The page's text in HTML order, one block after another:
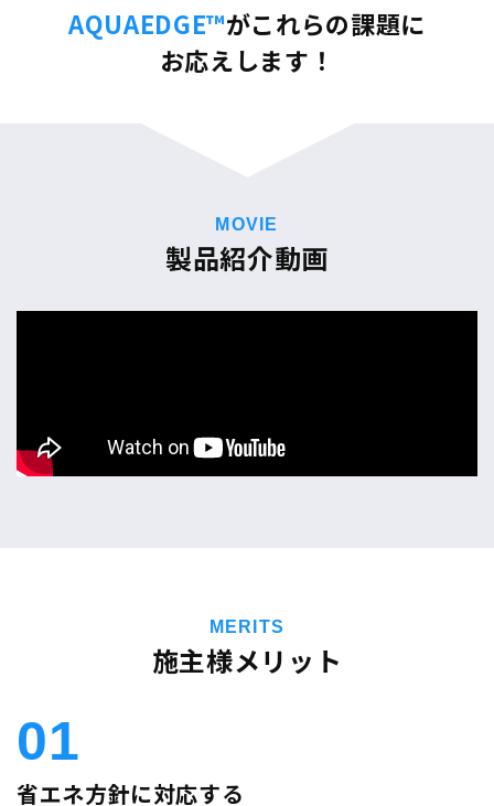
AQUAEDGE™がこれらの課題に
お応えします！
MOVIE
製品紹介動画
MERITS
施主様メリット
01
省エネ方針に対応する